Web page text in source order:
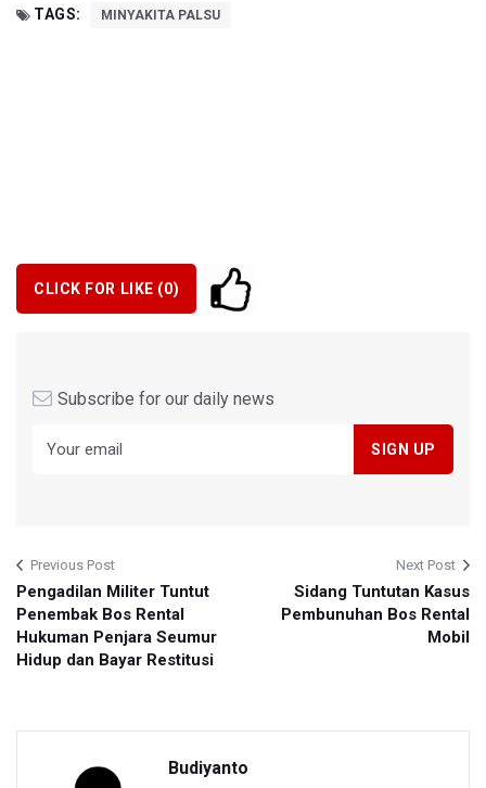
TAGS: MINYAKITA PALSU
CLICK FOR LIKE (0)
Subscribe for our daily news
Previous Post
Pengadilan Militer Tuntut
Penembak Bos Rental
Hukuman Penjara Seumur
Hidup dan Bayar Restitusi
Next Post
Sidang Tuntutan Kasus
Pembunuhan Bos Rental
Mobil
Budiyanto